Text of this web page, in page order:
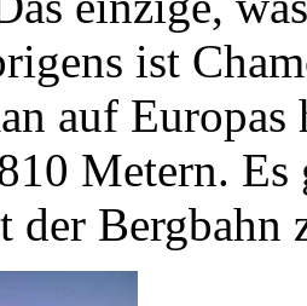
ist
auf
Metern.
Bergbahn